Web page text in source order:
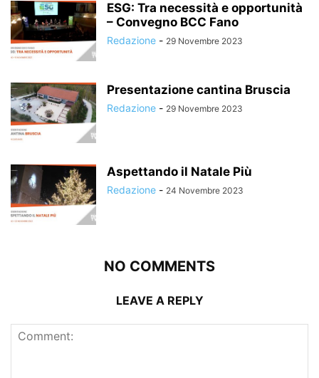
ESG: Tra necessità e opportunità
– Convegno BCC Fano
Redazione - 29 Novembre 2023
Presentazione cantina Bruscia
Redazione - 29 Novembre 2023
Aspettando il Natale Più
Redazione - 24 Novembre 2023
NO COMMENTS
LEAVE A REPLY